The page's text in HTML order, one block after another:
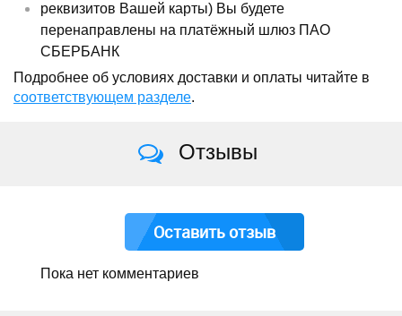
реквизитов Вашей карты) Вы будете
перенаправлены на платёжный шлюз ПАО
СБЕРБАНК
Подробнее об условиях доставки и оплаты читайте в
соответствующем разделе.
Отзывы
Оставить отзыв
Пока нет комментариев